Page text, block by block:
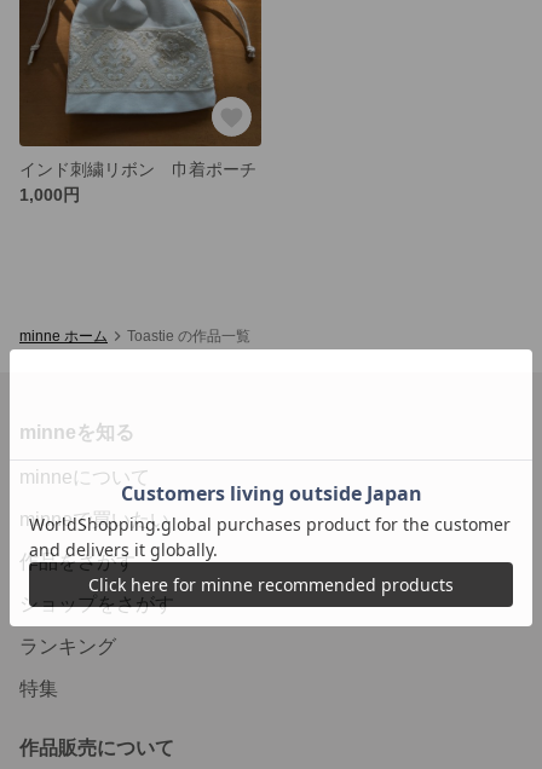
インド刺繍リボン 巾着ポーチ
1,000円
minne ホーム Toastie の作品一覧
minneを知る
minneについて
minneで買いたい
作品をさがす
ショップをさがす
ランキング
特集
作品販売について